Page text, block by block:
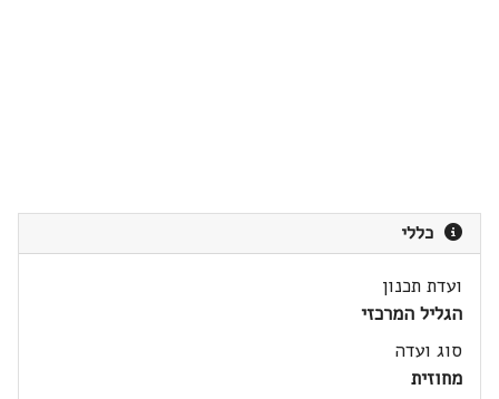
כללי
ועדת תכנון
הגליל המרכזי
סוג ועדה
מחוזית